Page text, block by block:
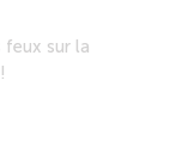
feux sur la